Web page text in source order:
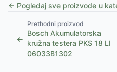
← Pogledaj sve proizvode u
←
Prethodni proizvod
Bosch Akumulatorska
kružna testera PKS 18 LI
06033B1302